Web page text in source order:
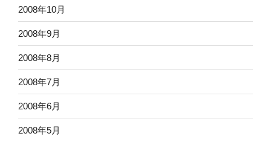
2008年10月
2008年9月
2008年8月
2008年7月
2008年6月
2008年5月